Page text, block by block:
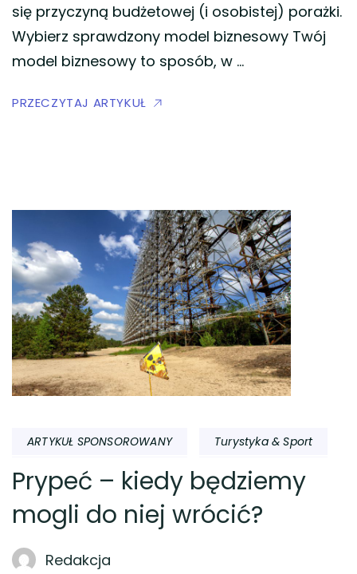
się przyczyną budżetowej (i osobistej) porażki.
Wybierz sprawdzony model biznesowy Twój
model biznesowy to sposób, w …
PRZECZYTAJ ARTYKUŁ
ARTYKUŁ SPONSOROWANY Turystyka & Sport
Prypeć – kiedy będziemy
mogli do niej wrócić?
Redakcja